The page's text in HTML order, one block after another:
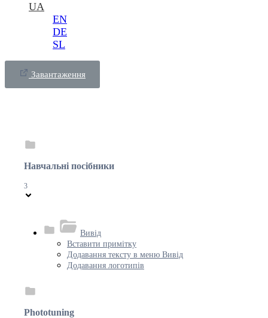
UA
EN
DE
SL
Завантаження
Навчальні посібники
3
Вивід
Вставити примітку
Додавання тексту в меню Вивід
Додавання логотипів
Phototuning